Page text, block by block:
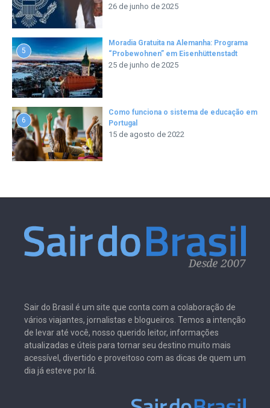
26 de junho de 2025
5
Moradia Gratuita na Alemanha: Programa
“Probewohnen” em Eisenhüttenstadt
25 de junho de 2025
6
Como funciona o sistema de educação em
Portugal
15 de agosto de 2022
Sair do Brasil é um site que conta com a colaboração de
vários viajantes, jornalistas e blogueiros. Temos a intenção
de levar até você, nosso querido leitor, informações
atualizadas e úteis para tornar seu destino muito mais
acessível, divertido e proveitoso com as dicas de quem um
dia já esteve por lá.